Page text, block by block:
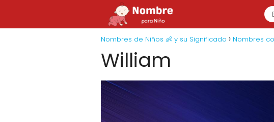
Nombres de Niños 👶 y su Significado Nombres
William